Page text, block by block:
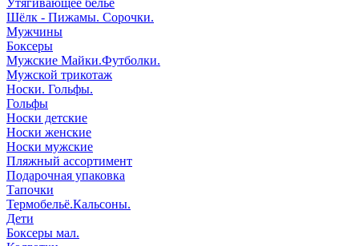
Утягивающее бельё
Шёлк - Пижамы. Сорочки.
Мужчины
Боксеры
Мужские Майки.Футболки.
Мужской трикотаж
Носки. Гольфы.
Гольфы
Носки детские
Носки женские
Носки мужские
Пляжный ассортимент
Подарочная упаковка
Тапочки
Термобельё.Кальсоны.
Дети
Боксеры мал.